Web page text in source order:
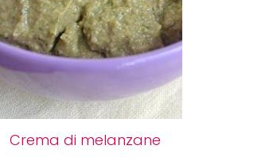
Crema di melanzane